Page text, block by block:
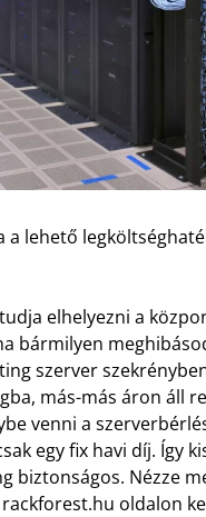
a lehető
elhelyezni a
bármilyen
szerver
más-más áron áll
venni a
egy fix havi díj. Így
biztonságos. Nézze
oldalon